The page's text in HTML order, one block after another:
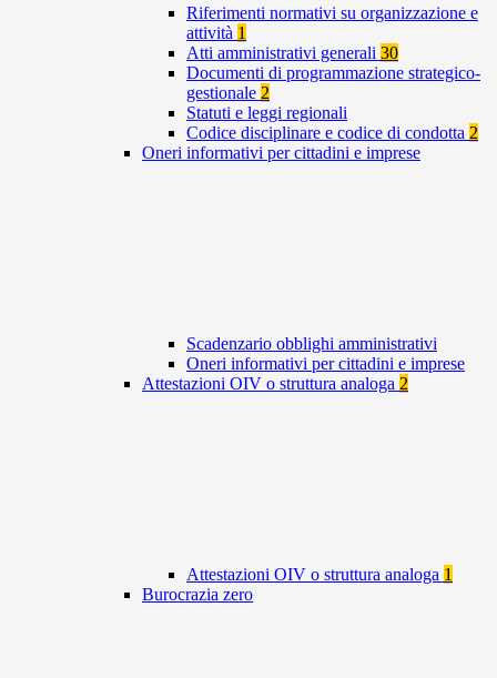
Riferimenti normativi su organizzazione e
attività 1
Atti amministrativi generali 30
Documenti di programmazione strategico-
gestionale 2
Statuti e leggi regionali
Codice disciplinare e codice di condotta 2
Oneri informativi per cittadini e imprese
Scadenzario obblighi amministrativi
Oneri informativi per cittadini e imprese
Attestazioni OIV o struttura analoga 2
Attestazioni OIV o struttura analoga 1
Burocrazia zero